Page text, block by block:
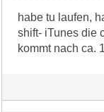
habe tu laufen,
shift- iTunes die
kommt nach ca.